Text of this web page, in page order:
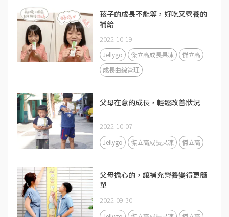
孩子的成長不能等，好吃又營養的
補給
2022-10-19
Jellygo 傑立高成長果凍
傑立高
成長曲線管理
父母在意的成長，輕鬆改善狀況
2022-10-07
Jellygo 傑立高成長果凍 傑立高
父母擔心的，讓補充營養變得更簡
單
2022-09-30